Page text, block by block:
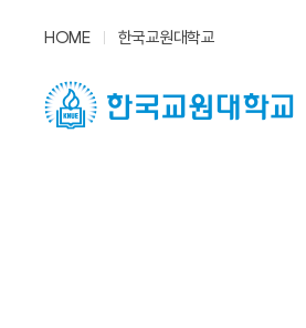
HOME 한국교원대학교